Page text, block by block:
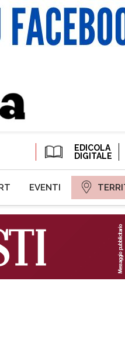
EDICOLA
DIGITALE
EVENTI